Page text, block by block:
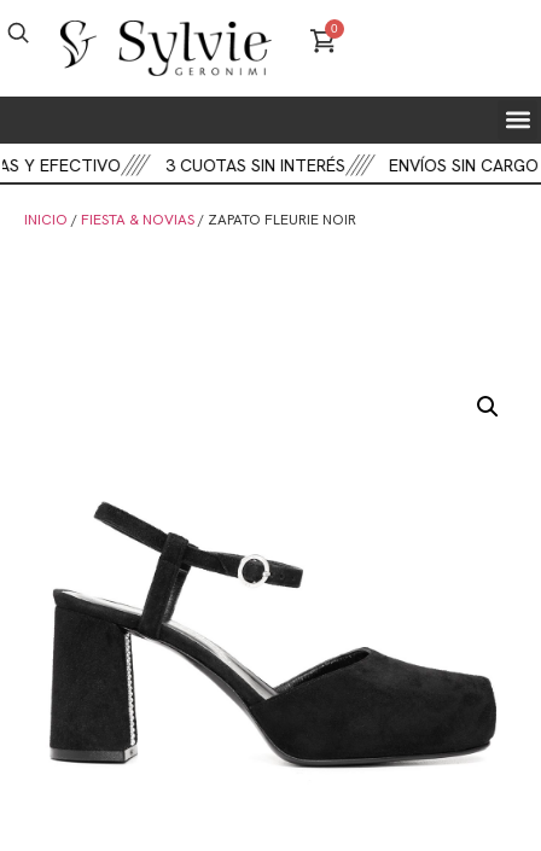
0
Y EFECTIVO 3 CUOTAS SIN INTERÉS ENVÍOS SIN CARGO
INICIO / FIESTA & NOVIAS/ ZAPATO FLEURIE NOIR